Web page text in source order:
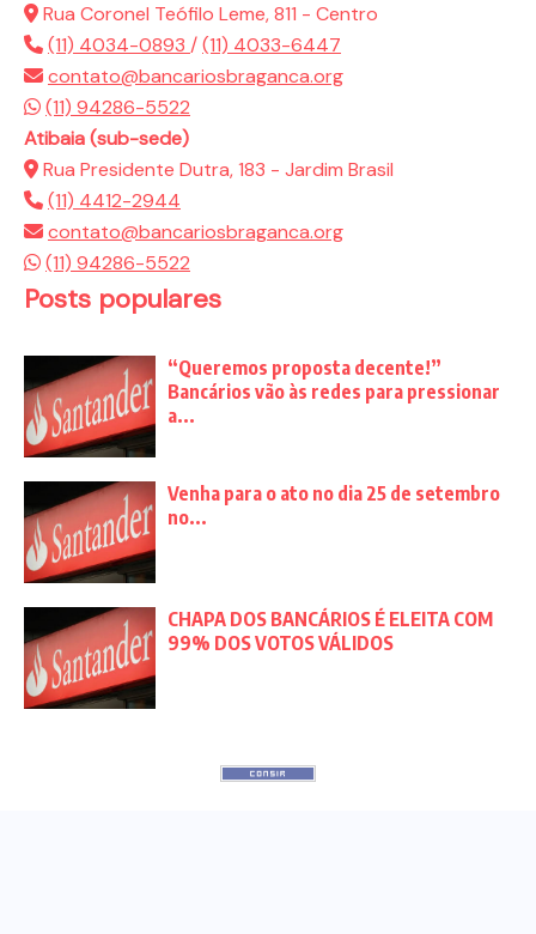
Rua Coronel Teófilo Leme, 811 - Centro
(11) 4034-0893 /(11) 4033-6447
contato@bancariosbraganca.org
(11) 94286-5522
Atibaia (sub-sede)
Rua Presidente Dutra, 183 - Jardim Brasil
(11) 4412-2944
contato@bancariosbraganca.org
(11) 94286-5522
Posts populares
“Queremos proposta decente!”
Bancários vão às redes para pressionar
a...
Venha para o ato no dia 25 de setembro
no...
CHAPA DOS BANCÁRIOS É ELEITA COM
99% DOS VOTOS VÁLIDOS